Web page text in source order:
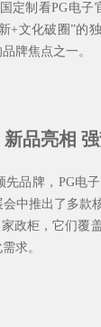
定制看PG电
+文化破圈”的
牌焦点之一。
新品亮相
先品牌，PG电
中推出了多款
家政柜，它们覆
求。